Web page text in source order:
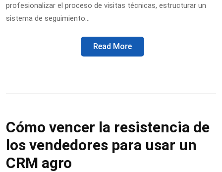
profesionalizar el proceso de visitas técnicas, estructurar un
sistema de seguimiento…
Read More
Cómo vencer la resistencia de
los vendedores para usar un
CRM agro